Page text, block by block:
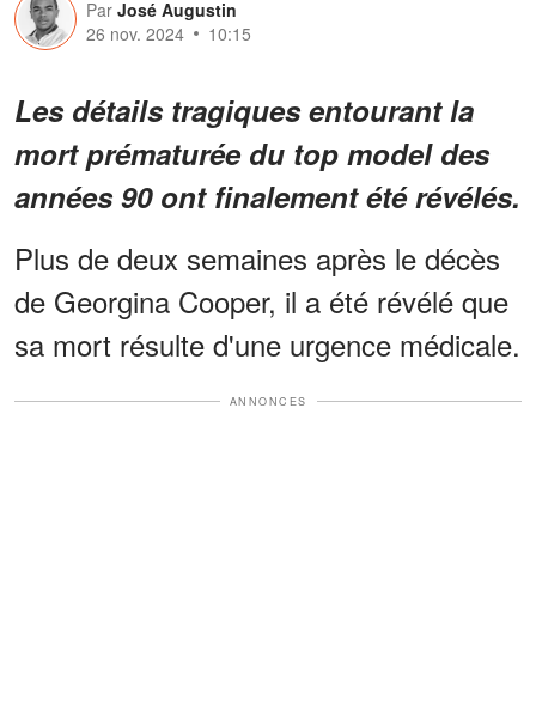
Par José Augustin
26 nov. 2024
10:15
Les détails tragiques entourant la
mort prématurée du top model des
années 90 ont finalement été révélés.
Plus de deux semaines après le décès
de Georgina Cooper, il a été révélé que
sa mort résulte d'une urgence médicale.
ANNONCES